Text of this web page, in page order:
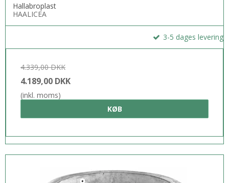
Hallabroplast
HAALICEA
3-5 dages levering
4.339,00 DKK
4.189,00 DKK
(inkl. moms)
KØB